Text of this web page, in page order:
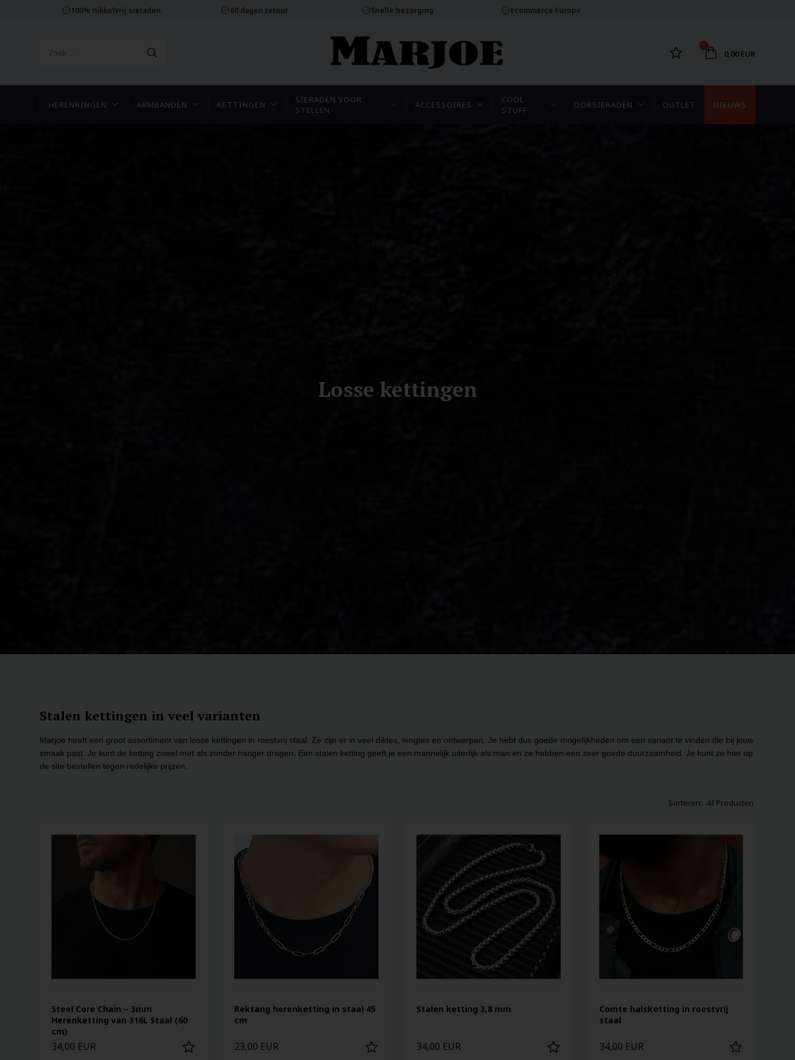
100% nikkelvrij sieraden 60 dagen retour Snelle bezorging Ecommerce Europe
0
0,00 EUR
HERENRINGEN ARMBANDEN KETTINGEN
SIERADEN VOOR
STELLEN
ACCESSOIRES
COOL
STUFF
OORSIERADEN OUTLET NIEUWS
Losse kettingen
Stalen kettingen in veel varianten
Marjoe heeft een groot assortiment van losse kettingen in roestvrij staal. Ze zijn er in veel diktes, lengtes en ontwerpen. Je hebt dus goede mogelijkheden om een variant te vinden die bij jouw
smaak past.Je kunt de ketting zowel met als zonder hanger dragen. Een stalen ketting geeft je een mannelijk uiterlijk als man en ze hebben een zeer goede duurzaamheid. Je kunt ze hier op
de site bestellen tegen redelijke prijzen.
41 Producten
Steel Core Chain – 3mm
Herenketting van 316L Staal (60
cm)
34,00 EUR
Rektang herenketting in staal 45
cm
23,00 EUR
Stalen ketting 3,8 mm
34,00 EUR
Comte halsketting in roestvrij
staal
34,00 EUR